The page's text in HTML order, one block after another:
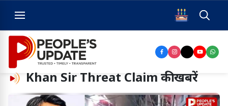
Khan Sir Threat Claim की खबरें